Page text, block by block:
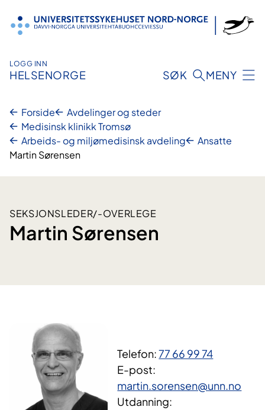
innhold
LOGG INN
HELSENORGE SØK MENY
Forside
Avdelinger og steder
Medisinsk klinikk Tromsø
Arbeids- og miljømedisinsk avdeling
Ansatte
Martin Sørensen
SEKSJONSLEDER/-OVERLEGE
Martin Sørensen
Telefon:77 66 99 74
E-post:
martin.sorensen@unn.no
Utdanning: